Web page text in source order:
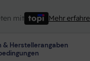
mit Mehr
& Herstellerangaben